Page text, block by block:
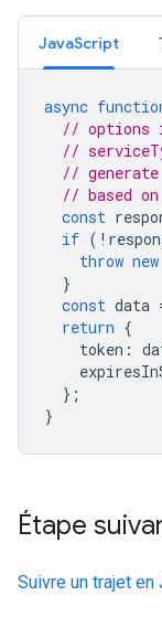
JavaScript
async
// options
//
// generate
// based
const
if ( !
throw new
}
const data
return {
token :
};
}
Étape
Suivre un trajet en